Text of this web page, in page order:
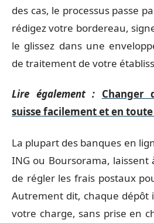
des cas, le processus passe
rédigez votre bordereau,
le glissez dans une
de traitement de votre
Lire également : Changer
suisse facilement et en
La plupart des banques en
ING ou Boursorama, laissent
de régler les frais postaux
Autrement dit, chaque dépôt
votre charge, sans prise en